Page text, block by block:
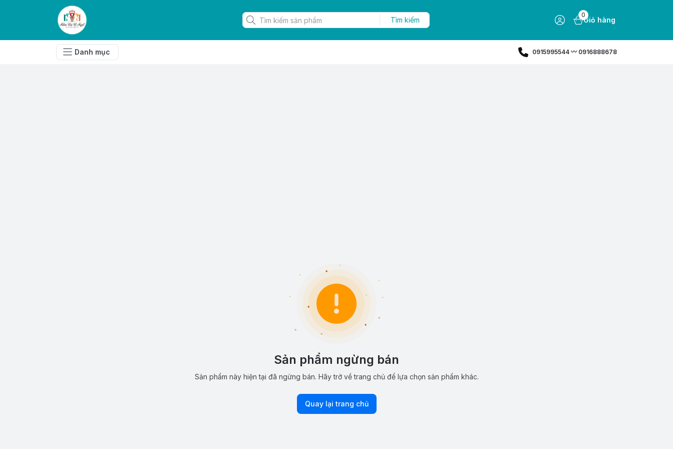
Tìm kiếm
0
Giỏ hàng
Danh mục 0915995544 〰️ 0916888678
Sản phẩm ngừng bán
Sản phẩm này hiện tại đã ngừng bán. Hãy trở về trang chủ để lựa chọn sản phẩm khác.
Quay lại trang chủ